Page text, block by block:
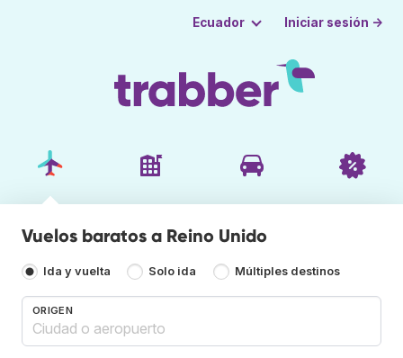
Ecuador Iniciar sesión →
Vuelos baratos a Reino Unido
Ida y vuelta Solo ida Múltiples destinos
ORIGEN